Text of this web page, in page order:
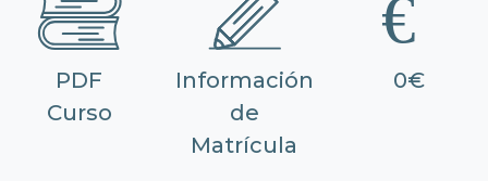
PDF
Curso
Información
de
Matrícula
0€